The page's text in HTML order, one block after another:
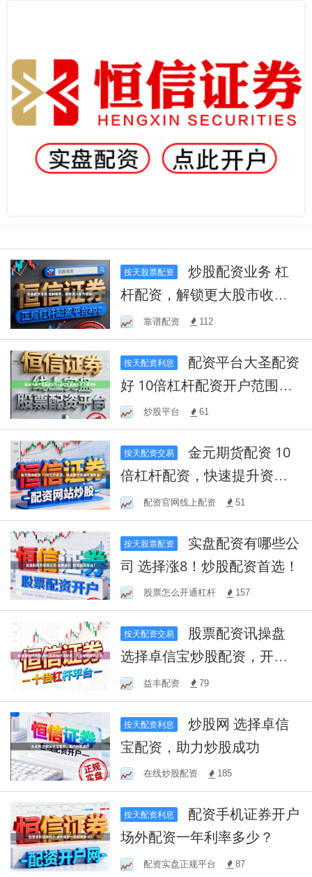
按天股票配资
炒股配资业务 杠
杆配资，解锁更大股市收
益！靠谱配资 112
按天配资利息
好 10倍杠杆配资开户范围浅
析
炒股平台 61
按天配资交易
金元期货配资 10
倍杠杆配资，快速提升资金
投资效益
配资官网线上配资 51
按天股票配资
司 选择涨8！炒股配资首选！
股票怎么开通杠杆 157
按天配资交易
选择卓信宝炒股配资，开启
稳健盈利之路
益丰配资 79
按天配资利息
炒股网 选择卓信
宝配资，助力炒股成功
在线炒股配资 185
按天配资利息
场外配资一年利率多少？
配资实盘正规平台 87